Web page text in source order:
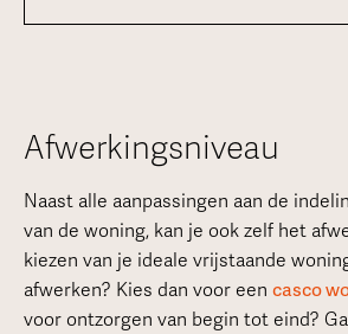
Afwerkingsniveau
Naast alle aanpassingen aan de
van de woning, kan je ook zelf het
kiezen van je ideale vrijstaande
afwerken? Kies dan voor een casco
voor ontzorgen van begin tot eind?